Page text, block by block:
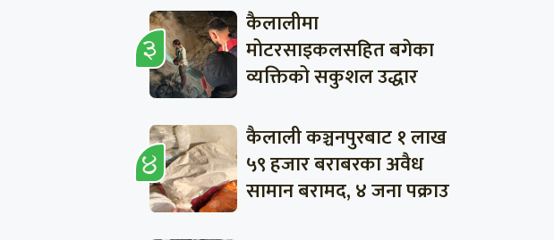
कैलालीमा
मोटरसाइकलसहित बगेका
व्यक्तिको सकुशल उद्धार
कैलाली कञ्चनपुरबाट १ लाख
५९ हजार बराबरका अवैध
सामान बरामद, ४ जना पक्राउ